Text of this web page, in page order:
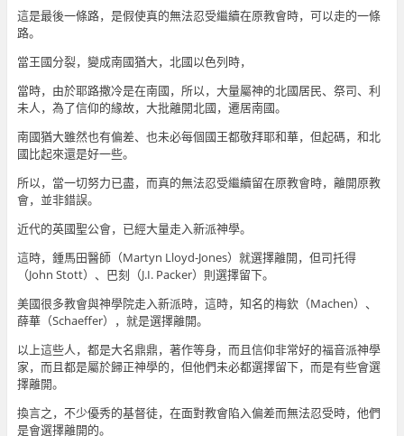
這是最後一條路，是假使真的無法忍受繼續在原教會時，可以走的一條
路。
當王國分裂，變成南國猶大，北國以色列時，
當時，由於耶路撒冷是在南國，所以，大量屬神的北國居民、祭司、利
未人，為了信仰的緣故，大批離開北國，遷居南國。
南國猶大雖然也有偏差、也未必每個國王都敬拜耶和華，但起碼，和北
國比起來還是好一些。
所以，當一切努力已盡，而真的無法忍受繼續留在原教會時，離開原教
會，並非錯誤。
近代的英國聖公會，已經大量走入新派神學。
這時，鍾馬田醫師（Martyn Lloyd-Jones）就選擇離開，但司托得
（John Stott）、巴刻（J.I. Packer）則選擇留下。
美國很多教會與神學院走入新派時，這時，知名的梅欽（Machen）、
薛華（Schaeffer），就是選擇離開。
以上這些人，都是大名鼎鼎，著作等身，而且信仰非常好的福音派神學
家，而且都是屬於歸正神學的，但他們未必都選擇留下，而是有些會選
擇離開。
換言之，不少優秀的基督徒，在面對教會陷入偏差而無法忍受時，他們
是會選擇離開的。